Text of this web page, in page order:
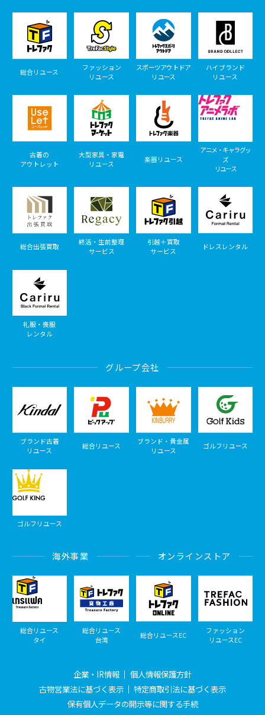
総合リユース
ファッション
リユース
スポーツアウトドア
リユース
ハイブランド
リユース
古着の
アウトレット
大型家具・家電
リユース
楽器リユース
アニメ・キャラグッ
ズ
リユース
総合出張買取
終活・生前整理
サービス
引越＋買取
サービス
ドレスレンタル
礼服・喪服
レンタル
グループ会社
ブランド古着
リユース
総合リユース
ブランド・貴金属
リユース
ゴルフリユース
ゴルフリユース
海外事業
総合リユース
タイ
総合リユース
台湾
オンラインストア
総合リユースEC
ファッション
リユースEC
企業・IR情報
個人情報保護方針
古物営業法に基づく表示
特定商取引法に基づく表示
保有個人データの開示等に関する手続